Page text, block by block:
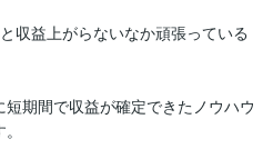
収益上がらないなか頑張っている
期間で収益が確定できたノウハウ